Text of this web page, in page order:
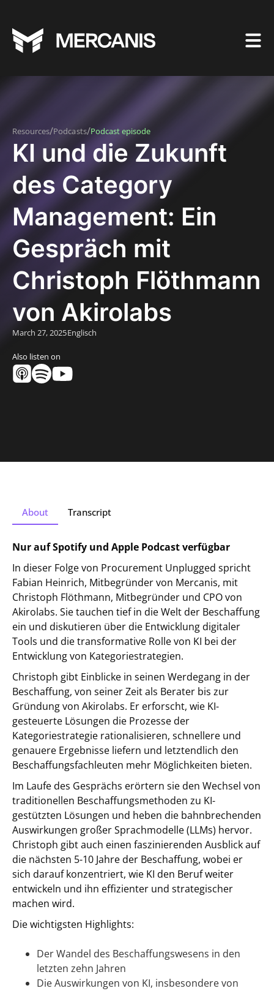
Resources/Podcasts/Podcast episode
KI und die Zukunft
des Category
Management: Ein
Gespräch mit
Christoph Flöthmann
von Akirolabs
March 27, 2025Englisch
Also listen on
About Transcript
Nur auf Spotify und Apple Podcast verfügbar
In dieser Folge von Procurement Unplugged spricht
Fabian Heinrich, Mitbegründer von Mercanis, mit
Christoph Flöthmann, Mitbegründer und CPO von
Akirolabs. Sie tauchen tief in die Welt der Beschaffung
ein und diskutieren über die Entwicklung digitaler
Tools und die transformative Rolle von KI bei der
Entwicklung von Kategoriestrategien.
Christoph gibt Einblicke in seinen Werdegang in der
Beschaffung, von seiner Zeit als Berater bis zur
Gründung von Akirolabs. Er erforscht, wie KI-
gesteuerte Lösungen die Prozesse der
Kategoriestrategie rationalisieren, schnellere und
genauere Ergebnisse liefern und letztendlich den
Beschaffungsfachleuten mehr Möglichkeiten bieten.
Im Laufe des Gesprächs erörtern sie den Wechsel von
traditionellen Beschaffungsmethoden zu KI-
gestützten Lösungen und heben die bahnbrechenden
Auswirkungen großer Sprachmodelle (LLMs) hervor.
Christoph gibt auch einen faszinierenden Ausblick auf
die nächsten 5-10 Jahre der Beschaffung, wobei er
sich darauf konzentriert, wie KI den Beruf weiter
entwickeln und ihn effizienter und strategischer
machen wird.
Die wichtigsten Highlights:
Der Wandel des Beschaffungswesens in den
letzten zehn Jahren
Die Auswirkungen von KI, insbesondere von